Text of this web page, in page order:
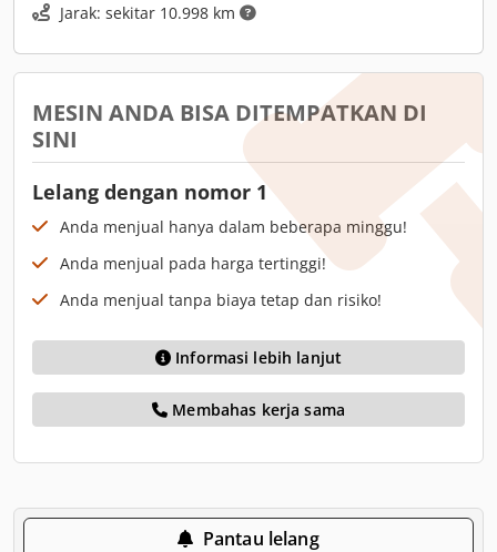
Jarak: sekitar 10.998 km
MESIN ANDA BISA DITEMPATKAN DI
SINI
Lelang dengan nomor 1
Anda menjual hanya dalam beberapa minggu!
Anda menjual pada harga tertinggi!
Anda menjual tanpa biaya tetap dan risiko!
Informasi lebih lanjut
Membahas kerja sama
Pantau lelang